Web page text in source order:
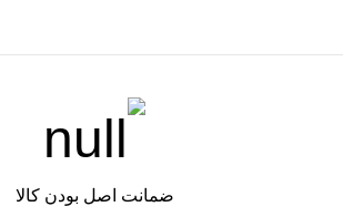
ضمانت اصل بودن کالا